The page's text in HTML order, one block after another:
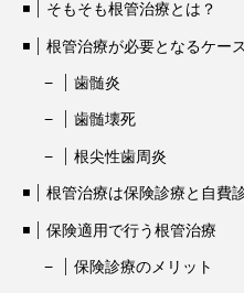
そもそも根管治療とは？
根管治療が必要となるケース
歯髄炎
歯髄壊死
根尖性歯周炎
根管治療は保険診療と自費
保険適用で行う根管治療
保険診療のメリット